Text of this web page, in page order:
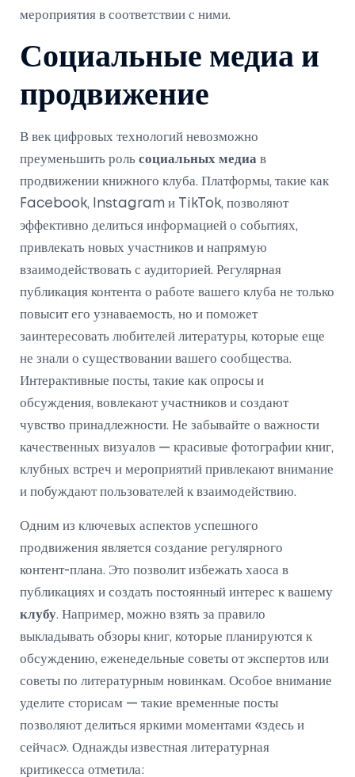
мероприятия в соответствии с ними.
Социальные медиа и
продвижение
В век цифровых технологий невозможно
преуменьшить роль социальных медиа в
продвижении книжного клуба. Платформы, такие как
Facebook, Instagram и TikTok, позволяют
эффективно делиться информацией о событиях,
привлекать новых участников и напрямую
взаимодействовать с аудиторией. Регулярная
публикация контента о работе вашего клуба не только
повысит его узнаваемость, но и поможет
заинтересовать любителей литературы, которые еще
не знали о существовании вашего сообщества.
Интерактивные посты, такие как опросы и
обсуждения, вовлекают участников и создают
чувство принадлежности. Не забывайте о важности
качественных визуалов — красивые фотографии книг,
клубных встреч и мероприятий привлекают внимание
и побуждают пользователей к взаимодействию.
Одним из ключевых аспектов успешного
продвижения является создание регулярного
контент-плана. Это позволит избежать хаоса в
публикациях и создать постоянный интерес к вашему
клубу. Например, можно взять за правило
выкладывать обзоры книг, которые планируются к
обсуждению, еженедельные советы от экспертов или
советы по литературным новинкам. Особое внимание
уделите сторисам — такие временные посты
позволяют делиться яркими моментами «здесь и
сейчас». Однажды известная литературная
критикесса отметила: